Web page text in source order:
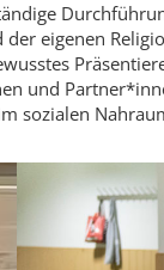
eigenen
und
sozialen